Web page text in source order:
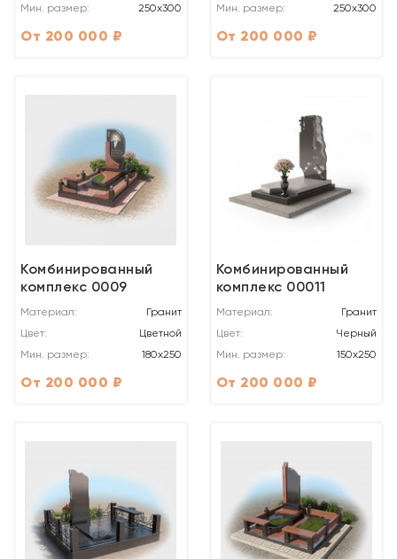
Мин. размер:
250x300
От 200 000 ₽
Мин. размер:
250x300
От 200 000 ₽
Комбинированный
комплекс 0009
Материал:
Гранит
Цвет:
Цветной
Мин. размер:
180х250
От 200 000 ₽
Комбинированный
комплекс 00011
Материал:
Гранит
Цвет:
Черный
Мин. размер:
150х250
От 200 000 ₽